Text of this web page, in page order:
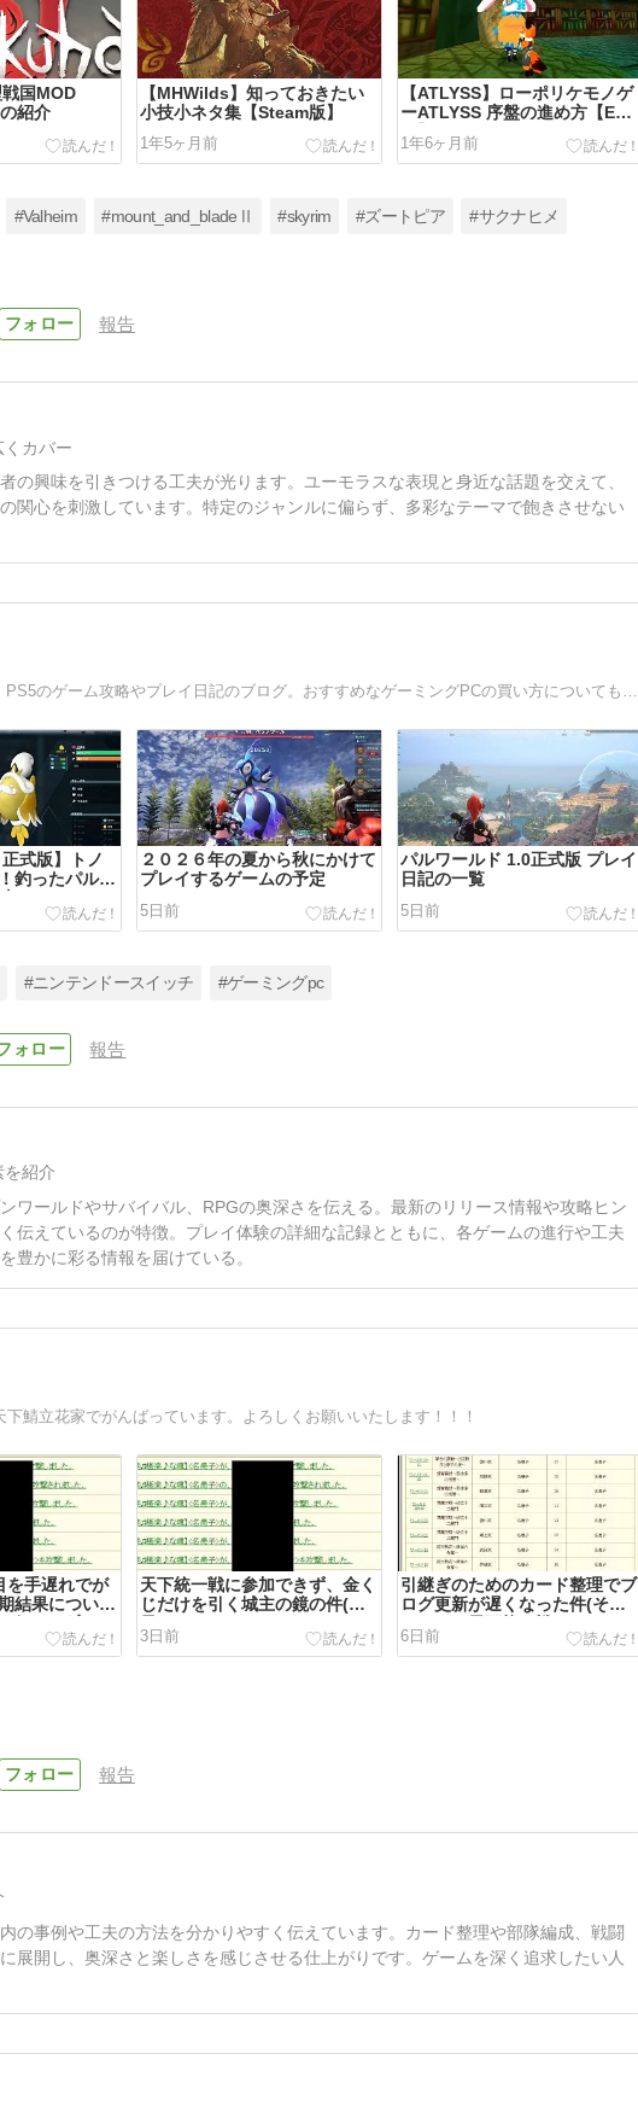
国MOD
紹介
【MHWilds】知っておきたい
小技小ネタ集【Steam版】
1年5ヶ月前
【ATLYSS】ローポリケモノゲ
ーATLYSS 序盤の進め方【EA
1年6ヶ月前
#Valheim #mount_and_bladeⅡ #skyrim #ズートピア #サクナヒメ
報告
カバー
の興味を引きつける工夫が光ります。ユーモラスな表現と身近な話題を交えて、
関心を刺激しています。特定のジャンルに偏らず、多彩なテーマで飽きさせない
PCゲーム（Steam）やニンテンドースイッチ、PS5のゲーム攻略やプレイ日記のブログ。おすすめなゲーミングPCの買い方についても詳しくご紹介！
正式版】トノ
釣ったパルの
になるスキ
２０２６年の夏から秋にかけて
プレイするゲームの予定
5日前
パルワールド 1.0正式版 プレイ
日記の一覧
5日前
#ニンテンドースイッチ #ゲーミングpc
報告
を紹介
ワールドやサバイバル、RPGの奥深さを伝える。最新のリリース情報や攻略ヒン
伝えているのが特徴。プレイ体験の詳細な記録とともに、各ゲームの進行や工夫
豊かに彩る情報を届けている。
鯖立花家でがんばっています。よろしくお願いいたします！！！
を手遅れでが
結果につい
シロが高
天下統一戦に参加できず、金く
じだけを引く城主の鏡の件(結
果オーライ)
3日前
引継ぎのためのカード整理でブ
ログ更新が遅くなった件(それ
どころか天下統一戦も…)
6日前
報告
の事例や工夫の方法を分かりやすく伝えています。カード整理や部隊編成、戦闘
展開し、奥深さと楽しさを感じさせる仕上がりです。ゲームを深く追求したい人